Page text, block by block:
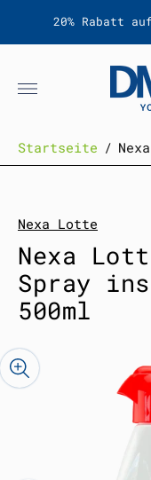
Code:DMV20
Startseite /
Nexa Lotte
Nexa
Spray
500ml